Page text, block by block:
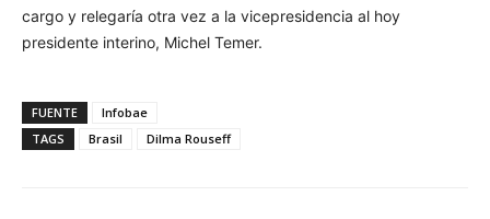
cargo y relegaría otra vez a la vicepresidencia al hoy
presidente interino, Michel Temer.
FUENTE
Infobae
TAGS
Brasil Dilma Rouseff